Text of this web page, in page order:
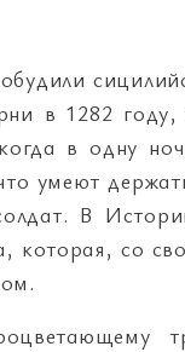
в 1282
в одну
умеют
В
которая, со